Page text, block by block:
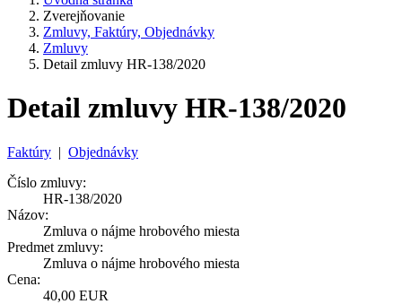
Zverejňovanie
Zmluvy, Faktúry, Objednávky
Zmluvy
Detail zmluvy HR-138/2020
Detail zmluvy HR-138/2020
Faktúry | Objednávky
Číslo zmluvy:
HR-138/2020
Názov:
Zmluva o nájme hrobového miesta
Predmet zmluvy:
Zmluva o nájme hrobového miesta
Cena:
40,00 EUR